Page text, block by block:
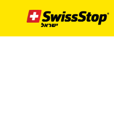
to
content